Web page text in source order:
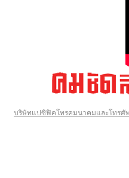
บริษัทแปซิฟิคโทรคมนาคมและโทรศั